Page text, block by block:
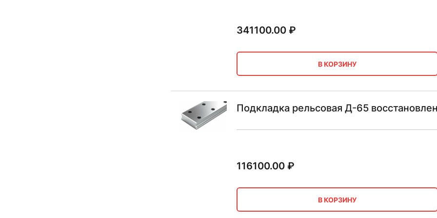
341100.00₽
В КОРЗИНУ
Подкладка рельсовая Д-65
116100.00₽
В КОРЗИНУ